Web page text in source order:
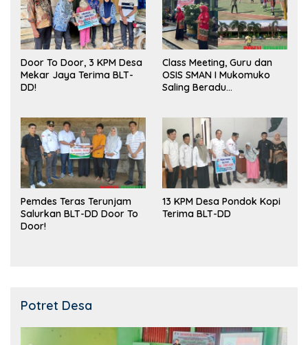
Door To Door, 3 KPM Desa
Mekar Jaya Terima BLT-
DD!
Class Meeting, Guru dan
OSIS SMAN I Mukomuko
Saling Beradu
Pemdes Teras Terunjam
Salurkan BLT-DD Door To
Door!
13 KPM Desa Pondok Kopi
Terima BLT-DD
Potret Desa